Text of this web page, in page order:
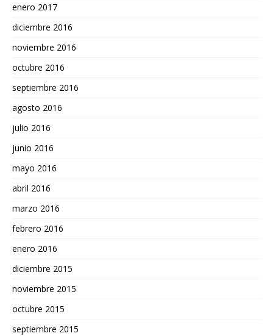
enero 2017
diciembre 2016
noviembre 2016
octubre 2016
septiembre 2016
agosto 2016
julio 2016
junio 2016
mayo 2016
abril 2016
marzo 2016
febrero 2016
enero 2016
diciembre 2015
noviembre 2015
octubre 2015
septiembre 2015